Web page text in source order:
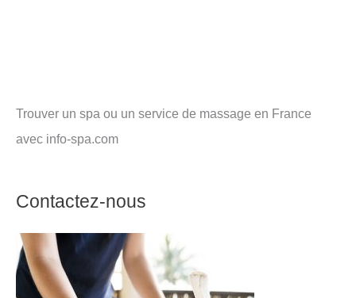
Trouver un spa ou un service de massage en France
avec info-spa.com
Contactez-nous